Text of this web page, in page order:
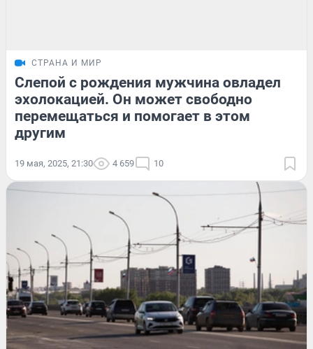
СТРАНА И МИР
Слепой с рождения мужчина овладел
эхолокацией. Он может свободно
перемещаться и помогает в этом
другим
19 мая, 2025, 21:30 4 659 10